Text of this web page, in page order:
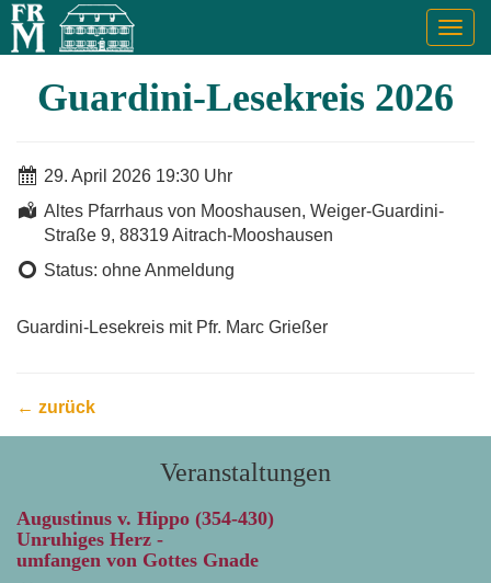
Guardini-Lesekreis 2026
29. April 2026 19:30 Uhr
Altes Pfarrhaus von Mooshausen, Weiger-Guardini-
Straße 9, 88319 Aitrach-Mooshausen
Status: ohne Anmeldung
Guardini-Lesekreis mit Pfr. Marc Grießer
← zurück
Veranstaltungen
Augustinus v. Hippo (354-430)
Unruhiges Herz -
umfangen von Gottes Gnade